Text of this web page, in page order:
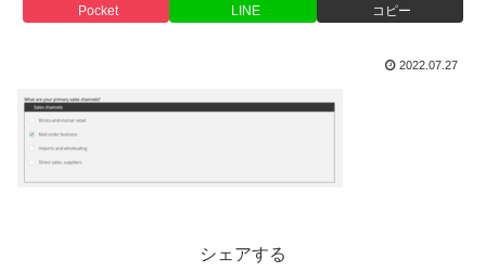
Pocket LINE コピー
2022.07.27
シェアする